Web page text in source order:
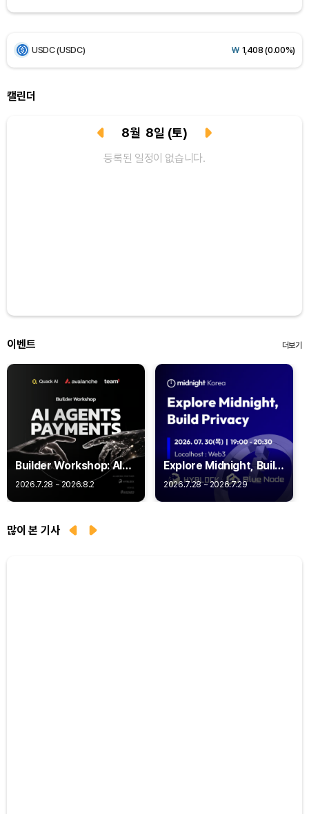
USDC (USDC) ₩1,408(0.00%)
XRP (XRP) ₩1,473(+2.94%)
캘린더
8월 8일 (토)
등록된 일정이 없습니다.
이벤트 더보기
Builder Workshop: AI
Agent Payments -
2026.7.28 ~ 2026.8.2
Explore Midnight, Build
Privacy
2026.7.28 ~ 2026.7.29
많이 본 기사